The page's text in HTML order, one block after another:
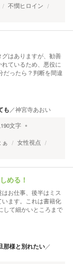
不憫ヒロイン
はありますが、勧善
ているため、悪役に
だったら？判断を間違
も ／神宮寺あおい
文字
ぁ
女性視点
める！
お仕事、後半はミス
ます。これは書籍化
して細かいところまで
那様と別れたい／